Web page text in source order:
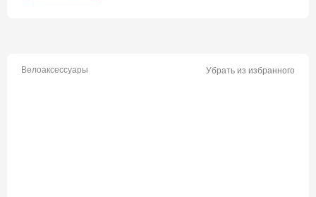
Велоаксессуары Убрать из избранного